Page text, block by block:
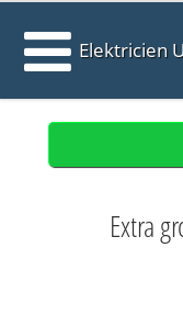
Elektricien
Extra